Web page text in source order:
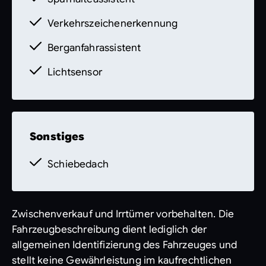
Verkehrszeichenerkennung
Berganfahrassistent
Lichtsensor
Sonstiges
Schiebedach
Zwischenverkauf und Irrtümer vorbehalten. Die
Fahrzeugbeschreibung dient lediglich der
allgemeinen Identifizierung des Fahrzeuges und
stellt keine Gewährleistung im kaufrechtlichen